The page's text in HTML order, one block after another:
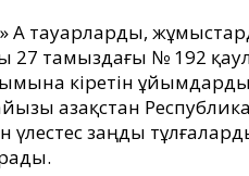
АҚ тауарларды,
тамыздағы № 192
кіретін
Қазақстан
заңды